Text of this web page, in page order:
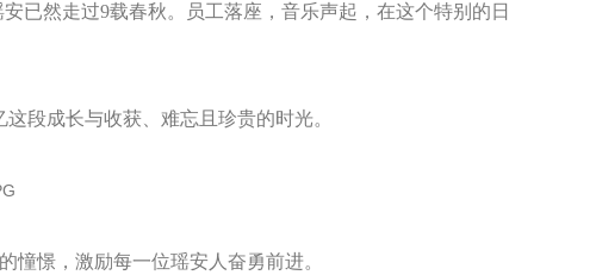
已然走过9载春秋。员工落座，音乐声起，在这个特别的日
段成长与收获、难忘且珍贵的时光。
憧憬，激励每一位瑶安人奋勇前进。